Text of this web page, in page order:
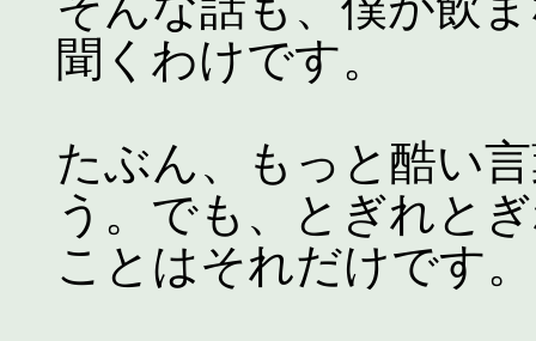
聞くわけです。
たぶん、もっと酷い
う。でも、とぎれと
ことはそれだけです。